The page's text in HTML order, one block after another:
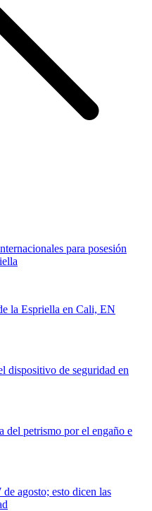
para posesión
la Espriella en Cali, EN
dispositivo de seguridad en
del petrismo por el engaño e
agosto; esto dicen las